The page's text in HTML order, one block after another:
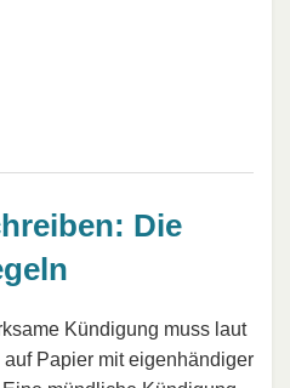
Die
Kündigung muss laut
auf Papier mit eigenhändiger